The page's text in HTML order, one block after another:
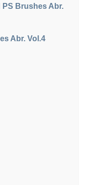
Brushes Abr.
Abr. Vol.4